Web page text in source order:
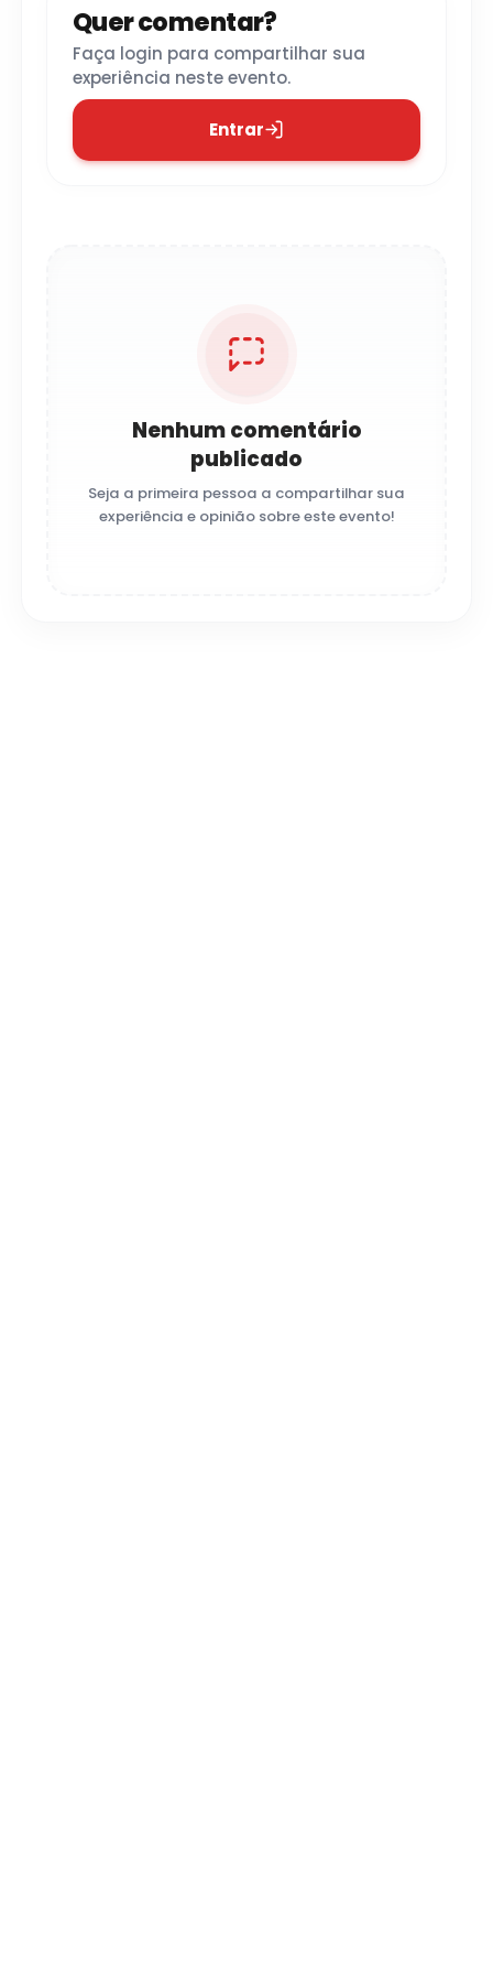
Quer comentar?
Faça login para compartilhar sua
experiência neste evento.
Entrar
Nenhum comentário
publicado
Seja a primeira pessoa a compartilhar sua
experiência e opinião sobre este evento!